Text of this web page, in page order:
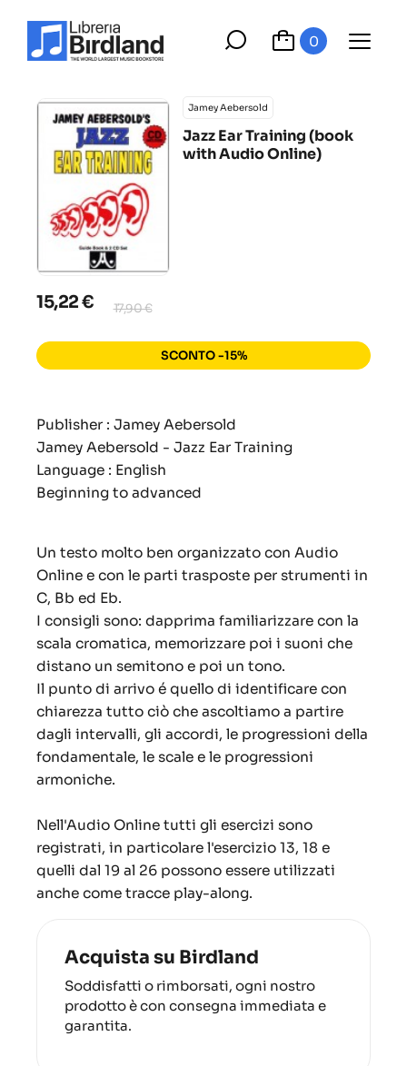
0
Jamey Aebersold
Jazz Ear Training (book
with Audio Online)
15,22 € 17,90 €
SCONTO -15%
Publisher : Jamey Aebersold
Jamey Aebersold - Jazz Ear Training
Language : English
Beginning to advanced
Un testo molto ben organizzato con Audio
Online e con le parti trasposte per strumenti in
C, Bb ed Eb.
I consigli sono: dapprima familiarizzare con la
scala cromatica, memorizzare poi i suoni che
distano un semitono e poi un tono.
Il punto di arrivo é quello di identificare con
chiarezza tutto ciò che ascoltiamo a partire
dagli intervalli, gli accordi, le progressioni della
fondamentale, le scale e le progressioni
armoniche.
Nell'Audio Online tutti gli esercizi sono
registrati, in particolare l'esercizio 13, 18 e
quelli dal 19 al 26 possono essere utilizzati
anche come tracce play-along.
Acquista su Birdland
Soddisfatti o rimborsati, ogni nostro
prodotto è con consegna immediata e
garantita.